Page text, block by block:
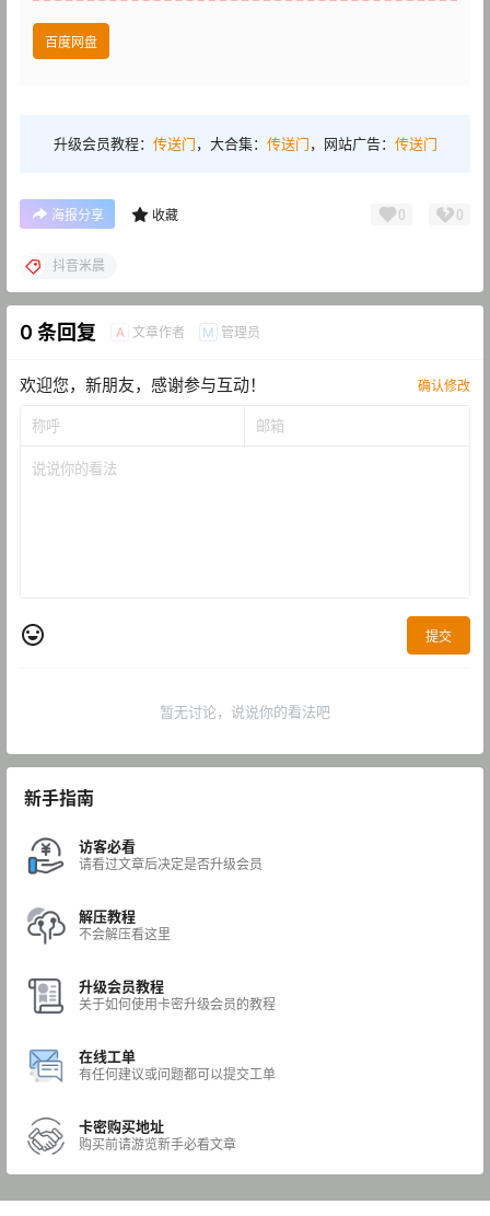
百度网盘
升级会员教程： 传送门，大合集： 传送门，网站广告： 传送门
海报分享 收藏 0 0
抖音米晨
0 条回复 A 文章作者 M 管理员
欢迎您，新朋友，感谢参与互动！ 确认修改
提交
暂无讨论，说说你的看法吧
新手指南
访客必看
请看过文章后决定是否升级会员
解压教程
不会解压看这里
升级会员教程
关于如何使用卡密升级会员的教程
在线工单
有任何建议或问题都可以提交工单
卡密购买地址
购买前请游览新手必看文章